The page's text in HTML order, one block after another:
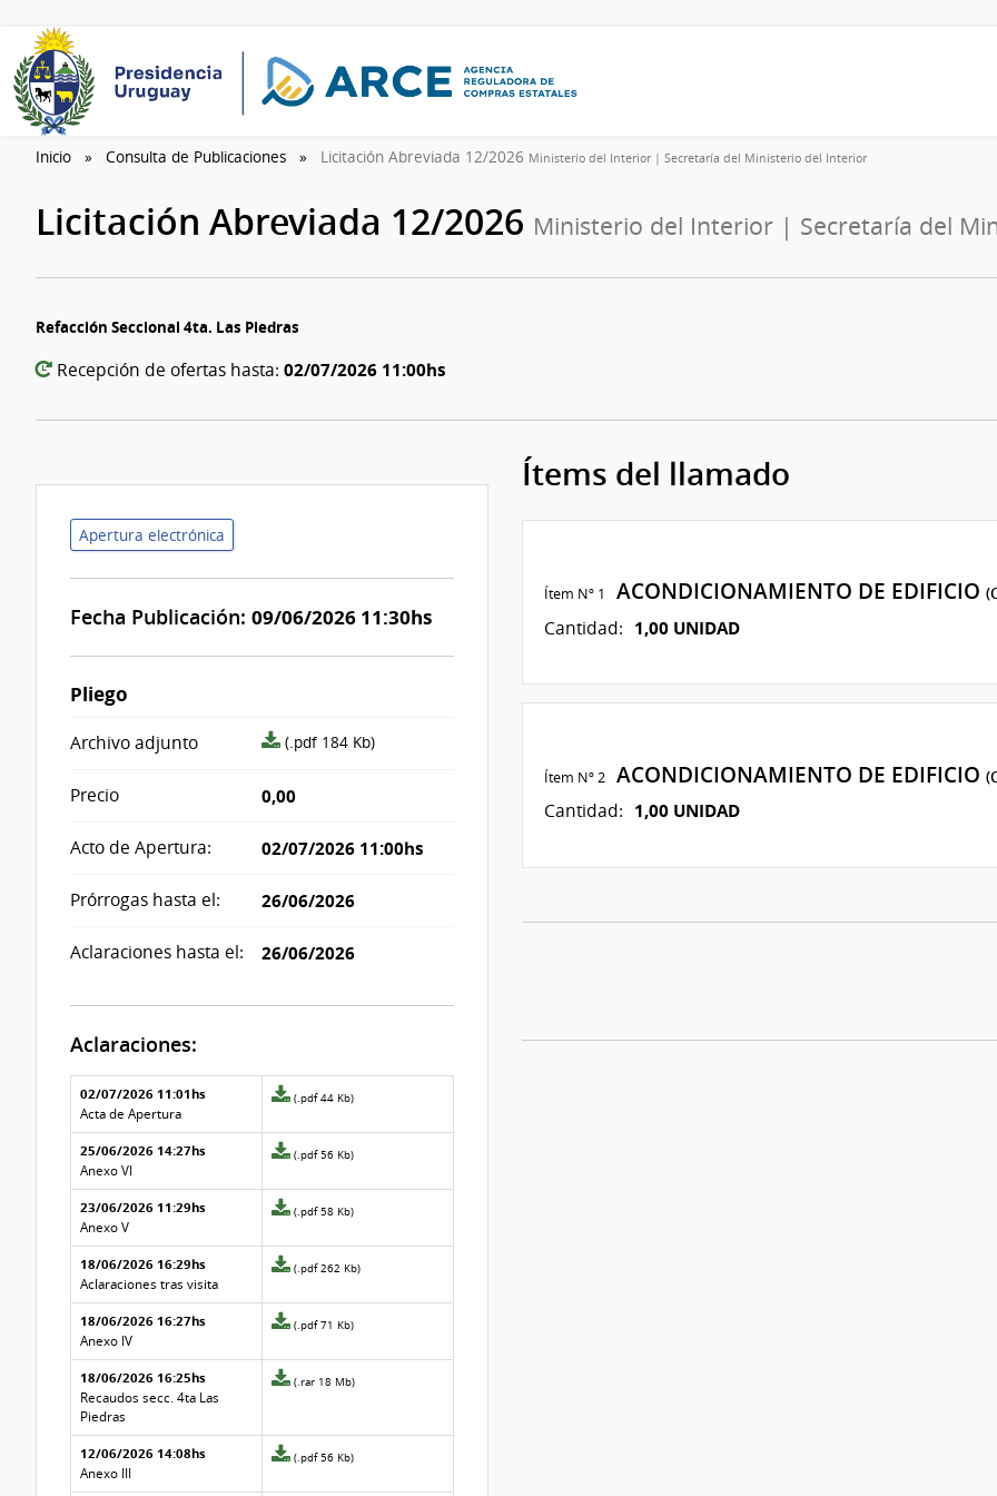
Inicio Consulta de Publicaciones Licitación Abreviada 12/2026 Ministerio del Interior | Secretaría del Ministerio del Interior
Licitación Abreviada 12/2026 Ministerio del Interior | Secretaría del
Refacción Seccional 4ta. Las Piedras
Recepción de ofertas hasta: 02/07/2026 11:00hs
Apertura electrónica
Fecha Publicación: 09/06/2026 11:30hs
Pliego
Archivo adjunto
archivo
(.pdf 184 Kb)
Precio 0,00
Acto de Apertura: 02/07/2026 11:00hs
Prórrogas hasta el: 26/06/2026
Aclaraciones hasta el: 26/06/2026
Aclaraciones:
Aclaraciones del llamado
Fecha y
texto de
la
aclaración
Archivo
de la
aclaración
02/07/2026 11:01hs
Acta de Apertura
Archivo
de
la
Nº
12
(.pdf 44 Kb)
25/06/2026 14:27hs
Anexo VI
Archivo
de
la
Nº
11
(.pdf 56 Kb)
23/06/2026 11:29hs
Anexo V
Archivo
de
la
Nº
10
(.pdf 58 Kb)
18/06/2026 16:29hs
Aclaraciones tras visita
Archivo
de
la
Nº
9
(.pdf 262 Kb)
18/06/2026 16:27hs
Anexo IV
Archivo
de
la
8
(.pdf 71 Kb)
18/06/2026 16:25hs
Recaudos secc. 4ta Las
Piedras
Archivo
la
aclaración
7
(.rar 18 Mb)
12/06/2026 14:08hs
Anexo III
Archivo
de
(.pdf 56 Kb)
Ítems del llamado
Ítem Nº 1 ACONDICIONAMIENTO DE EDIFICIO
Cantidad: 1,00 UNIDAD
Ítem Nº 2ACONDICIONAMIENTO DE EDIFICIO
Cantidad: 1,00 UNIDAD